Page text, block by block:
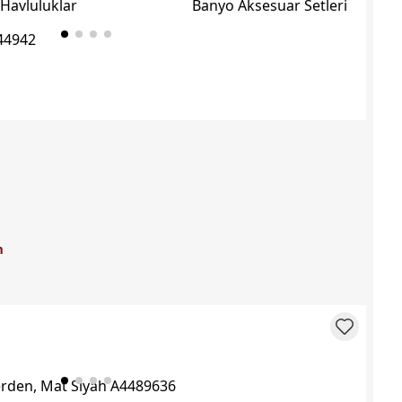
Havluluklar Banyo Aksesuar Setleri